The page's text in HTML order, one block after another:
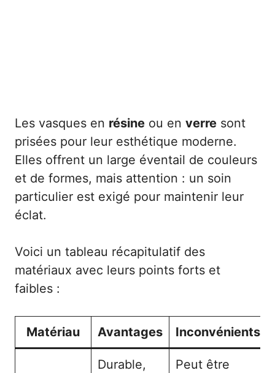
Les vasques en résine ou en verre sont
prisées pour leur esthétique moderne.
Elles offrent un large éventail de couleurs
et de formes, mais attention : un soin
particulier est exigé pour maintenir leur
éclat.
Voici un tableau récapitulatif des
matériaux avec leurs points forts et
faibles :
Matériau Avantages Inconvénients
Durable,
Peut être